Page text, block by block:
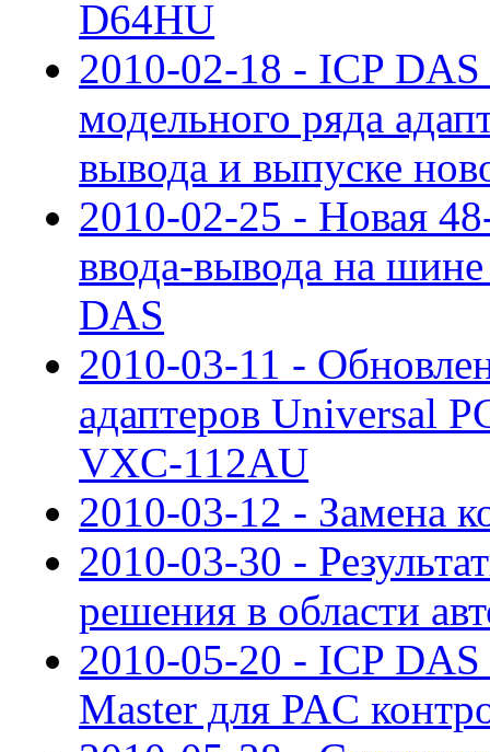
D64HU
2010-02-18 - ICP DAS
модельного ряда
вывода и выпуске
2010-02-25 - Новая
ввода-вывода на
DAS
2010-03-11 -
адаптеров Universal
VXC-112AU
2010-03-12 - Замена
2010-03-30 -
решения в области
2010-05-20 - ICP
Master для PAC